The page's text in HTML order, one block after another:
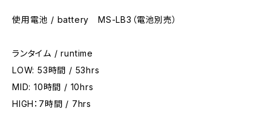
使用電池 / battery MS-LB3（電池別売）
ランタイム / runtime
LOW: 53時間 / 53hrs
MID: 10時間 / 10hrs
HIGH：7時間 / 7hrs